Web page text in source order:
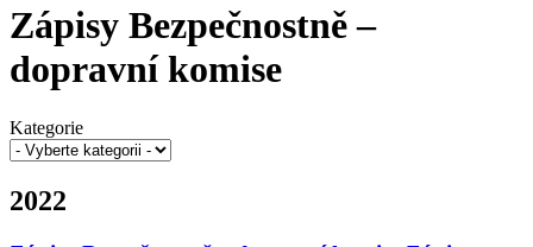
Zápisy Bezpečnostně –
dopravní komise
Kategorie
2022